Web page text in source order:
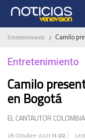
Entretenimiento / Camilo
Entretenimiento
Camilo
en Bogotá
EL CANTAUTOR
28-Octubre-2021 11:02